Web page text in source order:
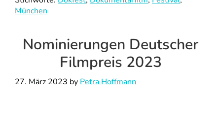
München
Nominierungen Deutscher
Filmpreis 2023
27. März 2023 by Petra Hoffmann